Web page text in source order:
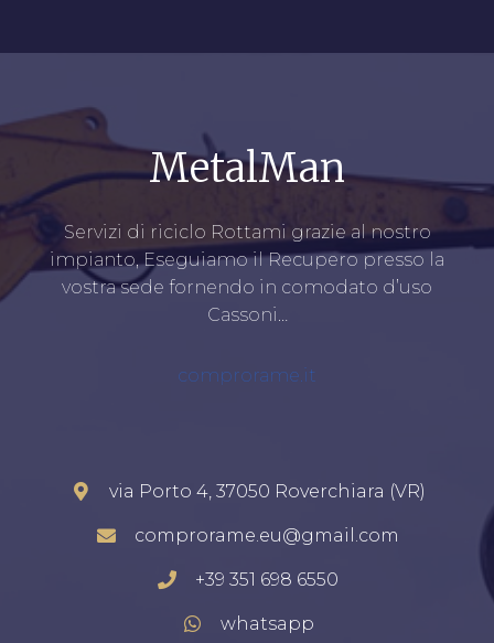
MetalMan
Servizi di riciclo Rottami grazie al nostro
impianto, Eseguiamo il Recupero presso la
vostra sede fornendo in comodato d’uso
Cassoni…
comprorame.it
via Porto 4, 37050 Roverchiara (VR)
comprorame.eu@gmail.com
+39 351 698 6550
whatsapp